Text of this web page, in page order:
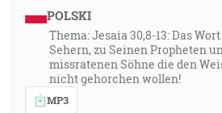
POLSKI
Thema: Jesaia 30,8-13: Das
Sehern, zu Seinen Propheten
missratenen Söhne die den
nicht gehorchen wollen!
MP3